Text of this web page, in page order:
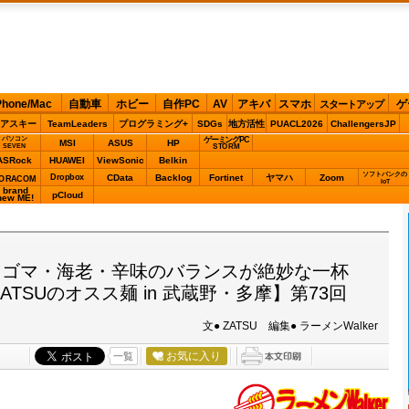
Mac 自動車 ホビー 自作PC AV アキバ スマホ スタートアップ ゲ
スキー TeamLeaders プログラミング+ SDGs 地方活性 PUACL2026 ChallengersJP
パソコン
SEVEN
MSI ASUS HP ゲーミングPC
STORM
HUAWEI ViewSonic Belkin
Dropbox CData Backlog Fortinet ヤマハ Zoom
ソフトバンクの
IoT
brand
ME! pCloud
マ・海老・辛味のバランスが絶妙な一杯
のオスス麺 in 武蔵野・多摩】第73回
文● ZATSU 編集● ラーメンWalker
一覧 お気に入り